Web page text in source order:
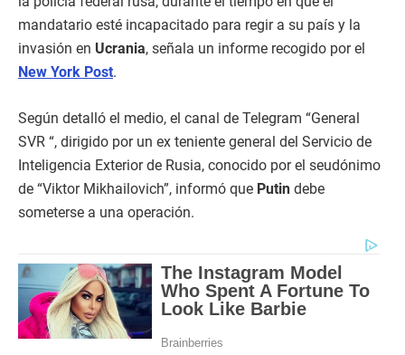
mandatario esté incapacitado para regir a su país y la
invasión en Ucrania, señala un informe recogido por el
New York Post.
Según detalló el medio, el canal de Telegram “General
SVR “, dirigido por un ex teniente general del Servicio de
Inteligencia Exterior de Rusia, conocido por el seudónimo
de “Viktor Mikhailovich”, informó que Putin debe
someterse a una operación.